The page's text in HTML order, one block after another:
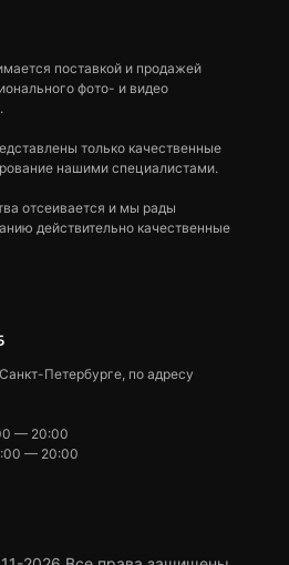
поставкой и продажей
фото- и видео
только качественные
нашими специалистами.
отсеивается и мы рады
действительно качественные
Петербурге, по адресу
— 20:00
— 20:00